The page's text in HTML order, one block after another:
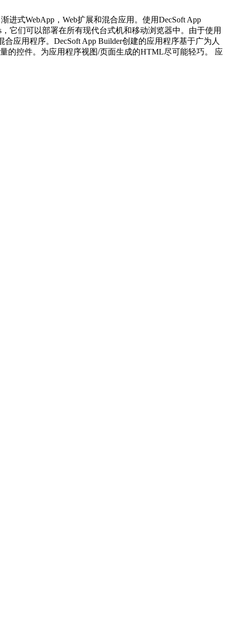
进式WebApp，Web扩展和混合应用。使用DecSoft App
，它们可以部署在所有现代台式机和移动浏览器中。由于使用
应用程序。DecSoft App Builder创建的应用程序基于广为人
的控件。为应用程序视图/页面生成的HTML尽可能轻巧。 应